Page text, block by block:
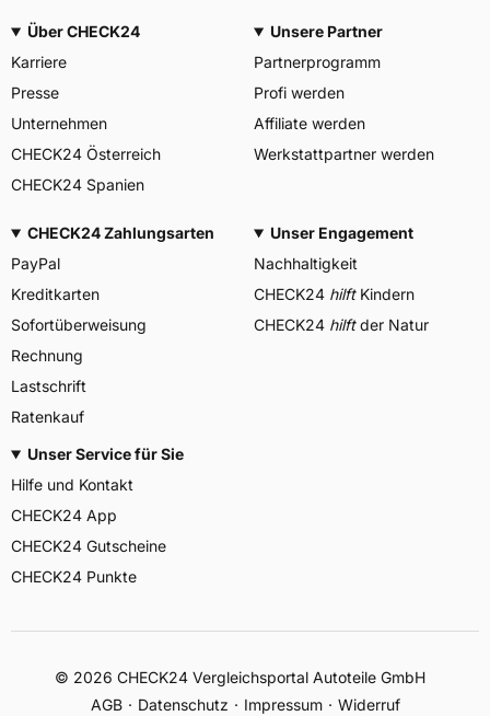
Über CHECK24
Karriere
Presse
Unternehmen
CHECK24 Österreich
CHECK24 Spanien
Unsere Partner
Partnerprogramm
Profi werden
Affiliate werden
Werkstattpartner werden
CHECK24 Zahlungsarten
PayPal
Kreditkarten
Sofortüberweisung
Rechnung
Lastschrift
Ratenkauf
Unser Engagement
Nachhaltigkeit
CHECK24 hilftKindern
CHECK24 hilftder Natur
Unser Service für Sie
Hilfe und Kontakt
CHECK24 App
CHECK24 Gutscheine
CHECK24 Punkte
© 2026 CHECK24 Vergleichsportal Autoteile GmbH
AGB
Datenschutz Impressum Widerruf